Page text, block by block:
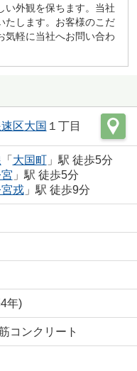
い外観を保ちます。当社
たします。お客様のこだ
気軽に当社へお問い合わ
区大国 １丁目
「 大国町」駅 徒歩5分
」駅 徒歩5分
戎」駅 徒歩9分
年)
コンクリート